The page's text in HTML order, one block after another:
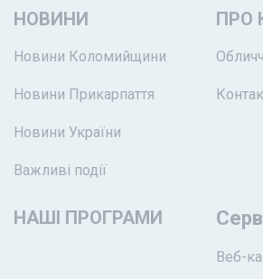
НОВИНИ
Новини Коломийщини
Новини Прикарпаття
Новини України
Важливі події
ПРО
НАШІ ПРОГРАМИ
Веб-